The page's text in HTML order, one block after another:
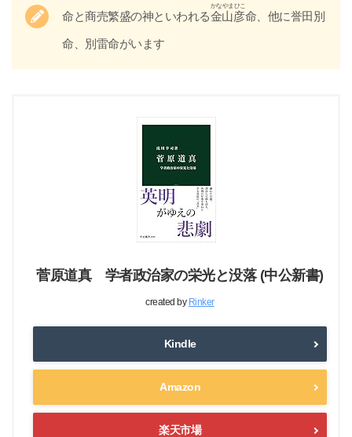
一の鳥居（南側）建立
命と商売繁盛の神といわれる金山彦
かなやまひこ
命、他に誉田別
命、別雷命がいます
菅原道真 学者政治家の栄光と没落 (中公新書)
created by Rinker
Kindle
Amazon
楽天市場